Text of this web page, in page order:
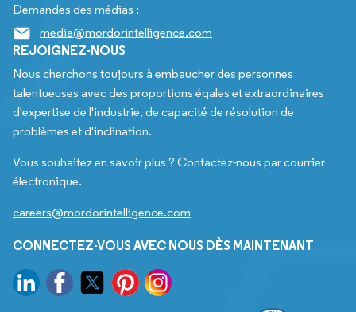
Demandes des médias :
media@mordorintelligence.com
REJOIGNEZ-NOUS
Nous cherchons toujours à embaucher des personnes
talentueuses avec des proportions égales et extraordinaires
d'expertise de l'industrie, de capacité de résolution de
problèmes et d'inclination.
Vous souhaitez en savoir plus ? Contactez-nous par courrier
électronique.
careers@mordorintelligence.com
CONNECTEZ-VOUS AVEC NOUS DÈS MAINTENANT